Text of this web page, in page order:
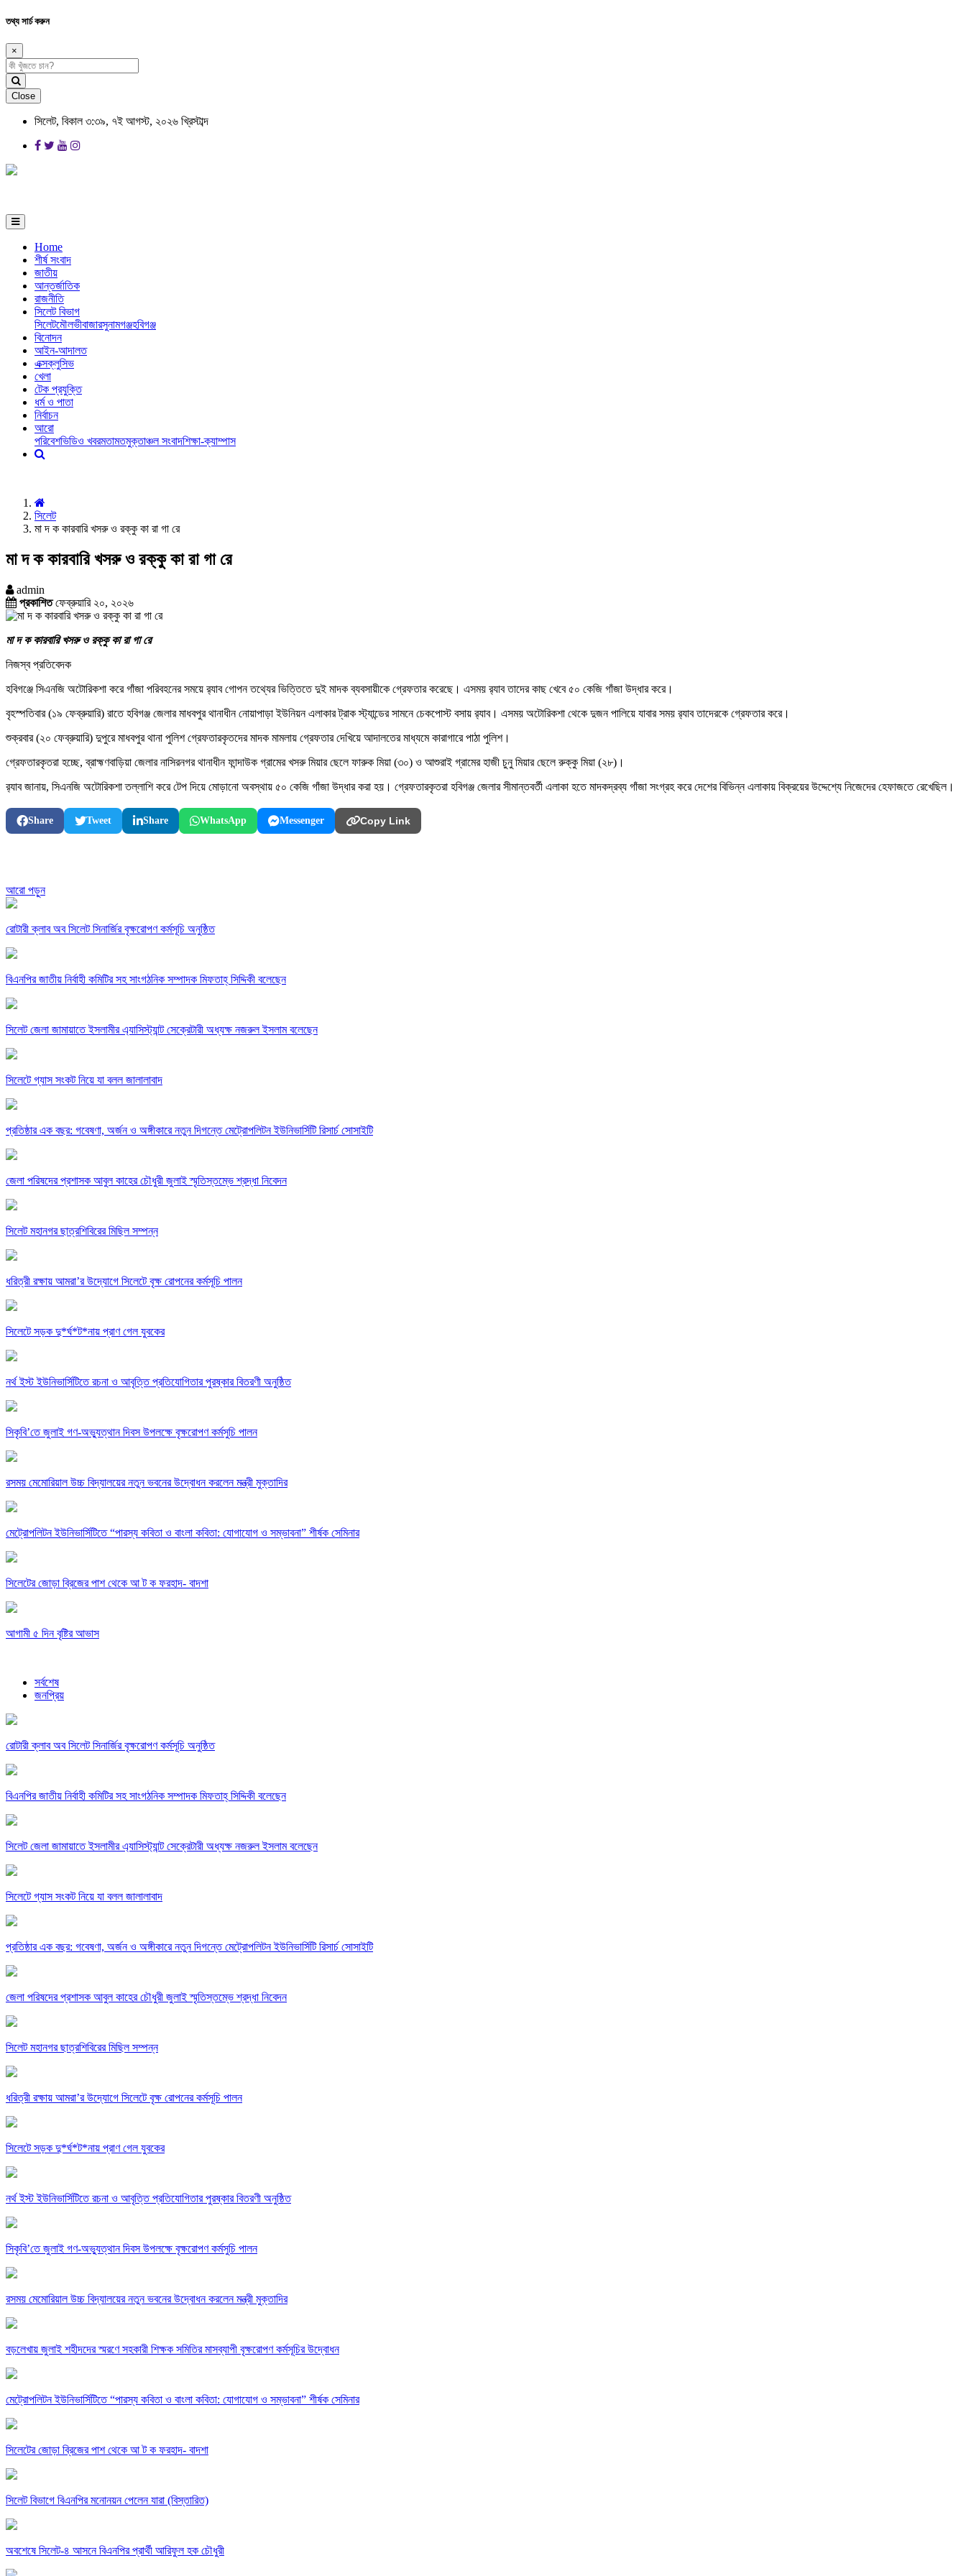
তথ্য সার্চ করুন
×
Close
সিলেট, বিকাল ৩:৩৯, ৭ই আগস্ট, ২০২৬ খ্রিস্টাব্দ
Home
শীর্ষ সংবাদ
জাতীয়
আন্তর্জাতিক
রাজনীতি
সিলেট বিভাগ
সিলেটমৌলভীবাজারসুনামগঞ্জহবিগঞ্জ
বিনোদন
আইন-আদালত
এক্সক্লুসিভ
খেলা
টেক প্রযুক্তি
ধর্ম ও পাতা
নির্বাচন
আরো
পরিবেশভিডিও খবরমতামতমুক্তাঞ্চল সংবাদশিক্ষা-ক্যাম্পাস
সিলেট
মা দ ক কারবারি খসরু ও রক্কু কা রা গা রে
মা দ ক কারবারি খসরু ও রক্কু কা রা গা রে
admin
প্রকাশিতফেব্রুয়ারি ২০, ২০২৬
মা দ ক কারবারি খসরু ও রক্কু কা রা গা রে
নিজস্ব প্রতিবেদক
হবিগঞ্জে সিএনজি অটোরিকশা করে গাঁজা পরিবহনের সময়ে র‌্যাব গোপন তথ্যের ভিত্তিতে দুই মাদক ব্যবসায়ীকে গ্রেফতার করেছে। এসময় র‌্যাব তাদের কাছ খেবে ৫০ কেজি গাঁজা উদ্ধার করে।
বৃহস্পতিবার (১৯ ফেব্রুয়ারি) রাতে হবিগঞ্জ জেলার মাধবপুর থানাধীন নোয়াপাড়া ইউনিয়ন এলাকার ট্রাক স্ট্যান্ডের সামনে চেকপোস্ট বসায় র‌্যাব। এসময় অটোরিকশা থেকে দুজন পালিয়ে যাবার সময় র‌্যাব তাদেরকে গ্রেফতার করে।
শুক্রবার (২০ ফেব্রুয়ারি) দুপুরে মাধবপুর থানা পুলিশ গ্রেফতারকৃতদের মাদক মামলায় গ্রেফতার দেখিয়ে আদালতের মাধ্যমে কারাগারে পাঠা পুলিশ।
গ্রেফতারকৃতরা হচ্ছে, ব্রাহ্মণবাড়িয়া জেলার নাসিরনগর থানাধীন ফান্দাউক গ্রামের খসরু মিয়ার ছেলে ফারুক মিয়া (৩০) ও আশুরাই গ্রামের হাজী চুনু মিয়ার ছেলে রুক্কু মিয়া (২৮)।
র‌্যাব জানায়, সিএনজি অটোরিকশা তল্লাশি করে টেপ দিয়ে মোড়ানো অবস্থায় ৫০ কেজি গাঁজা উদ্ধার করা হয়। গ্রেফতারকৃতরা হবিগঞ্জ জেলার সীমান্তবর্তী এলাকা হতে মাদকদ্রব্য গাঁজা সংগ্রহ করে দেশের বিভিন্ন এলাকায় বিক্রয়ের উদ্দেশ্যে নিজেদের হেফাজতে রেখেছিল।
Share Tweet Share WhatsApp Messenger Copy Link
আরো পড়ুন
রোটারী ক্লাব অব সিলেট সিনার্জির বৃক্ষরোপণ কর্মসূচি অনুষ্ঠিত
বিএনপির জাতীয় নির্বাহী কমিটির সহ সাংগঠনিক সম্পাদক মিফতাহ্ সিদ্দিকী বলেছেন
সিলেট জেলা জামায়াতে ইসলামীর এ্যাসিস্ট্যান্ট সেক্রেটারী অধ্যক্ষ নজরুল ইসলাম বলেছেন
সিলেটে গ্যাস সংকট নিয়ে যা বলল জালালাবাদ
প্রতিষ্ঠার এক বছর: গবেষণা, অর্জন ও অঙ্গীকারে নতুন দিগন্তে মেট্রোপলিটন ইউনিভার্সিটি রিসার্চ সোসাইটি
জেলা পরিষদের প্রশাসক আবুল কাহের চৌধুরী জুলাই স্মৃতিস্তম্ভে শ্রদ্ধা নিবেদন
সিলেট মহানগর ছাত্রশিবিরের মিছিল সম্পন্ন
ধরিত্রী রক্ষায় আমরা’র উদ্যোগে সিলেটে বৃক্ষ রোপনের কর্মসূচি পালন
সিলেটে সড়ক দু*র্ঘ*ট*নায় প্রাণ গেল যুবকের
নর্থ ইস্ট ইউনিভার্সিটিতে রচনা ও আবৃত্তি প্রতিযোগিতার পুরষ্কার বিতরণী অনুষ্ঠিত
সিকৃবি’তে জুলাই গণ-অভ্যুত্থান দিবস উপলক্ষে বৃক্ষরোপণ কর্মসুচি পালন
রসময় মেমোরিয়াল উচ্চ বিদ্যালয়ের নতুন ভবনের উদ্বোধন করলেন মন্ত্রী মুক্তাদির
মেট্রোপলিটন ইউনিভার্সিটিতে “পারস্য কবিতা ও বাংলা কবিতা: যোগাযোগ ও সম্ভাবনা” শীর্ষক সেমিনার
সিলেটের জোড়া ব্রিজের পাশ থেকে আ ট ক ফরহাদ- বাদশা
আগামী ৫ দিন বৃষ্টির আভাস
সর্বশেষ
জনপ্রিয়
রোটারী ক্লাব অব সিলেট সিনার্জির বৃক্ষরোপণ কর্মসূচি অনুষ্ঠিত
বিএনপির জাতীয় নির্বাহী কমিটির সহ সাংগঠনিক সম্পাদক মিফতাহ্ সিদ্দিকী বলেছেন
সিলেট জেলা জামায়াতে ইসলামীর এ্যাসিস্ট্যান্ট সেক্রেটারী অধ্যক্ষ নজরুল ইসলাম বলেছেন
সিলেটে গ্যাস সংকট নিয়ে যা বলল জালালাবাদ
প্রতিষ্ঠার এক বছর: গবেষণা, অর্জন ও অঙ্গীকারে নতুন দিগন্তে মেট্রোপলিটন ইউনিভার্সিটি রিসার্চ সোসাইটি
জেলা পরিষদের প্রশাসক আবুল কাহের চৌধুরী জুলাই স্মৃতিস্তম্ভে শ্রদ্ধা নিবেদন
সিলেট মহানগর ছাত্রশিবিরের মিছিল সম্পন্ন
ধরিত্রী রক্ষায় আমরা’র উদ্যোগে সিলেটে বৃক্ষ রোপনের কর্মসূচি পালন
সিলেটে সড়ক দু*র্ঘ*ট*নায় প্রাণ গেল যুবকের
নর্থ ইস্ট ইউনিভার্সিটিতে রচনা ও আবৃত্তি প্রতিযোগিতার পুরষ্কার বিতরণী অনুষ্ঠিত
সিকৃবি’তে জুলাই গণ-অভ্যুত্থান দিবস উপলক্ষে বৃক্ষরোপণ কর্মসুচি পালন
রসময় মেমোরিয়াল উচ্চ বিদ্যালয়ের নতুন ভবনের উদ্বোধন করলেন মন্ত্রী মুক্তাদির
বড়লেখায় জুলাই শহীদদের স্মরণে সহকারী শিক্ষক সমিতির মাসব্যাপী বৃক্ষরোপণ কর্মসূচির উদ্বোধন
মেট্রোপলিটন ইউনিভার্সিটিতে “পারস্য কবিতা ও বাংলা কবিতা: যোগাযোগ ও সম্ভাবনা” শীর্ষক সেমিনার
সিলেটের জোড়া ব্রিজের পাশ থেকে আ ট ক ফরহাদ- বাদশা
সিলেট বিভাগে বিএনপির মনোনয়ন পেলেন যারা (বিস্তারিত)
অবশেষে সিলেট-৪ আসনে বিএনপির প্রার্থী আরিফুল হক চৌধুরী